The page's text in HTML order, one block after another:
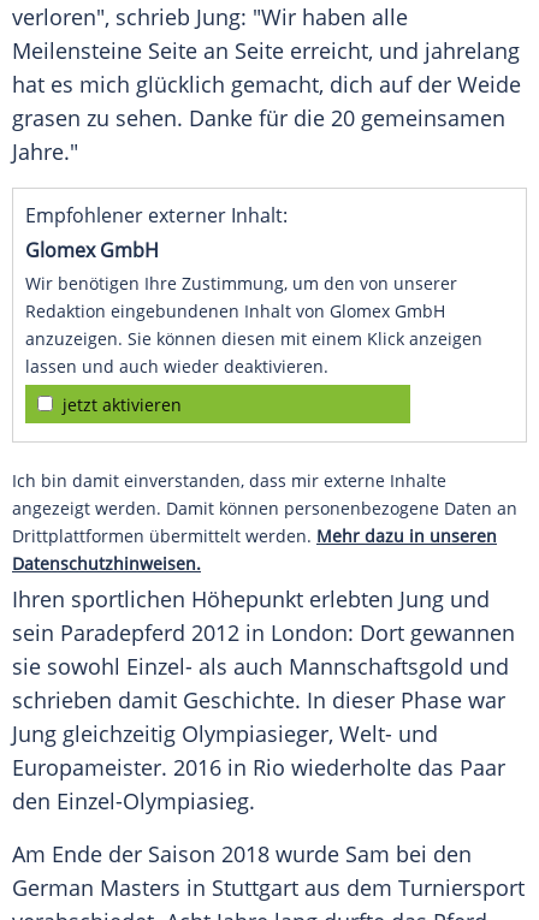
verloren", schrieb Jung: "Wir haben alle
Meilensteine Seite an Seite erreicht, und jahrelang
hat es mich glücklich gemacht, dich auf der Weide
grasen zu sehen. Danke für die 20 gemeinsamen
Jahre."
Empfohlener externer Inhalt:
Glomex GmbH
Wir benötigen Ihre Zustimmung, um den von unserer
Redaktion eingebundenen Inhalt von Glomex GmbH
anzuzeigen. Sie können diesen mit einem Klick anzeigen
lassen und auch wieder deaktivieren.
jetzt aktivieren
Ich bin damit einverstanden, dass mir externe Inhalte
angezeigt werden. Damit können personenbezogene Daten an
Drittplattformen übermittelt werden. Mehr dazu in unseren
Datenschutzhinweisen.
Ihren sportlichen Höhepunkt erlebten Jung und
sein Paradepferd 2012 in London: Dort gewannen
sie sowohl Einzel- als auch Mannschaftsgold und
schrieben damit Geschichte. In dieser Phase war
Jung gleichzeitig Olympiasieger, Welt- und
Europameister. 2016 in Rio wiederholte das Paar
den Einzel-Olympiasieg.
Am Ende der Saison 2018 wurde Sam bei den
German Masters in Stuttgart aus dem Turniersport